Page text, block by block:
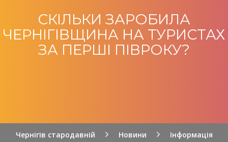
СКІЛЬКИ ЗАРОБИЛА
ЧЕРНІГІВЩИНА НА ТУРИСТАХ
ЗА ПЕРШІ ПІВРОКУ?
Чернігів стародавній Новини
Інформація